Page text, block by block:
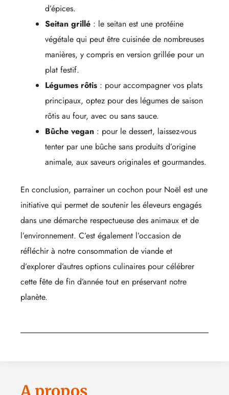
d’épices.
Seitan grillé : le seitan est une protéine
végétale qui peut être cuisinée de nombreuses
manières, y compris en version grillée pour un
plat festif.
Légumes rôtis : pour accompagner vos plats
principaux, optez pour des légumes de saison
rôtis au four, avec ou sans sauce.
Bûche vegan : pour le dessert, laissez-vous
tenter par une bûche sans produits d’origine
animale, aux saveurs originales et gourmandes.
En conclusion, parrainer un cochon pour Noël est une
initiative qui permet de soutenir les éleveurs engagés
dans une démarche respectueuse des animaux et de
l’environnement. C’est également l’occasion de
réfléchir à notre consommation de viande et
d’explorer d’autres options culinaires pour célébrer
cette fête de fin d’année tout en préservant notre
planète.